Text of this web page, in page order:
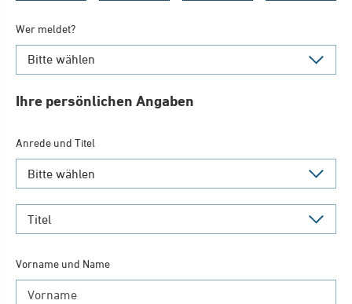
Wer meldet?
Ihre persönlichen Angaben
Anrede und Titel
Vorname und Name